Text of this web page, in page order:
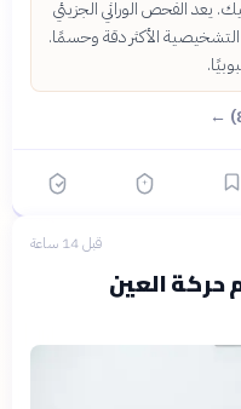
يعد الفحص الوراثي الجزيئي
التشخيصية الأكثر دقة وحسمًا.
قبل 14 ساعة
حركة العين